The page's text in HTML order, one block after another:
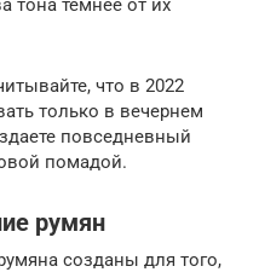
тона темнее от их
что в 2022
только в вечернем
повседневный
помадой.
румян
созданы для того,